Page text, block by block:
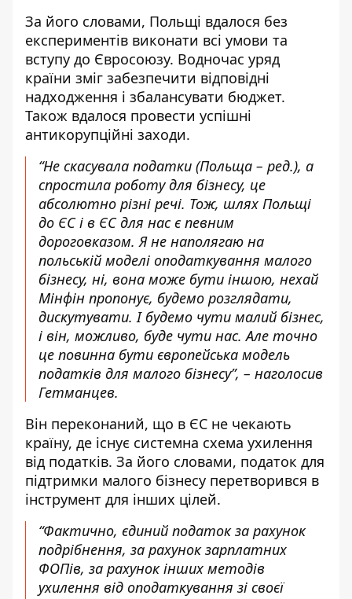
За його словами, Польщі вдалося без
експериментів виконати всі умови та
вступу до Євросоюзу. Водночас уряд
країни зміг забезпечити відповідні
надходження і збалансувати бюджет.
Також вдалося провести успішні
антикорупційні заходи.
“Не скасувала податки (Польща – ред.), а
спростила роботу для бізнесу, це
абсолютно різні речі. Тож, шлях Польщі
до ЄС і в ЄС для нас є певним
дороговказом. Я не наполягаю на
польській моделі оподаткування малого
бізнесу, ні, вона може бути іншою, нехай
Мінфін пропонує, будемо розглядати,
дискутувати. І будемо чути малий бізнес,
і він, можливо, буде чути нас. Але точно
це повинна бути європейська модель
податків для малого бізнесу”, – наголосив
Гетманцев.
Він переконаний, що в ЄС не чекають
країну, де існує системна схема ухилення
від податків. За його словами, податок для
підтримки малого бізнесу перетворився в
інструмент для інших цілей.
“Фактично, єдиний податок за рахунок
подрібнення, за рахунок зарплатних
ФОПів, за рахунок інших методів
ухилення від оподаткування зі своєї